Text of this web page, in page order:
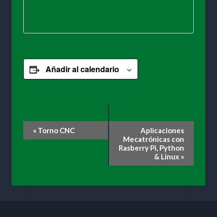
Añadir al calendario
Navegación
« Torno CNC
Aplicaciones
Mecatrónicas con
Rasberry Pi, Python
& Linux »